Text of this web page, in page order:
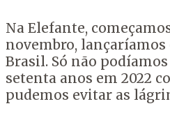
Na Elefante,
novembro,
Brasil. Só não
setenta anos em 2022
pudemos evitar as